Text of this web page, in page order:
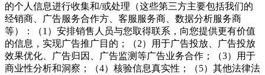
的个人信息进行收集和/或处理（这些第三方主要包括我们的
经销商、广告服务合作方、客服服务商、数据分析服务商
等）：（1）安排销售人员与您取得联系，向您提供更有价值
的信息，实现广告推广目的；（2）用于广告投放、广告投放
效果优化、广告归因、广告监测等广告业务合作；（3）用于
商业性分析和洞察；（4）核验信息真实性；（5）其他法律法